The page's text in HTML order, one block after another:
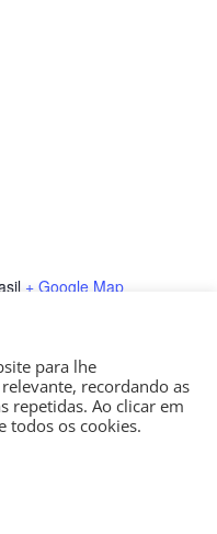
+ Google Map
de Campinas
para lhe
recordando as
repetidas. Ao clicar em
todos os cookies.